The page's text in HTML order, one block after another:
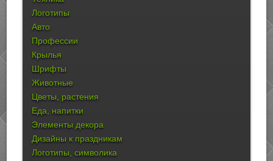
Логотипы
Авто
Профессии
Крылья
Шрифты
Животные
Цветы, растения
Еда, напитки
Элементы декора
Дизайны к праздникам
Логотипы, символика